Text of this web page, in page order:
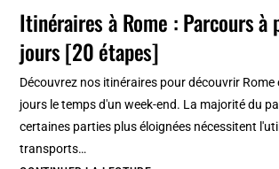
incontournable
en
2
jours
Itinéraires à Rome : Parcours à
jours [20 étapes]
Découvrez nos itinéraires pour découvrir Rome
jours le temps d'un week-end. La majorité du
certaines parties plus éloignées nécessitent
transports…